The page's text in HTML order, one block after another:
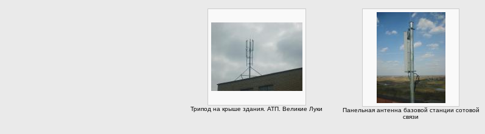
Трипод на крыше здания. АТП. Великие Луки
Панельная антенна базовой станции сотовой
связи